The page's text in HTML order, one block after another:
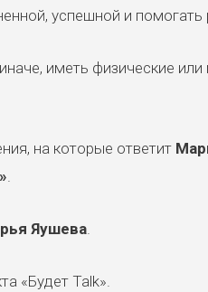
успешной и помогать
иметь физические
на которые ответит
.
Яушева.
«Будет Talk».